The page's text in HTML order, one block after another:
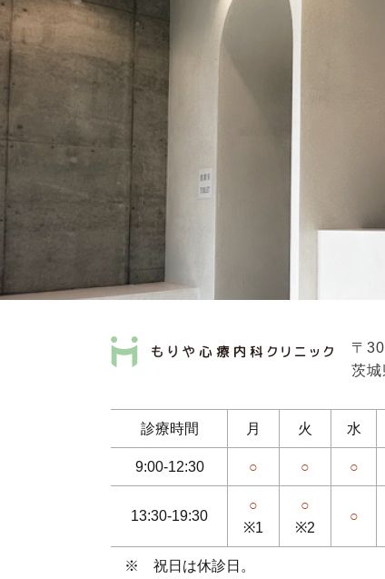
〒
茨
診療時間 月 火 水
9:00-12:30 ○ ○ ○
13:30-19:30
○
※1
○
※2
○
※ 祝日は休診日。